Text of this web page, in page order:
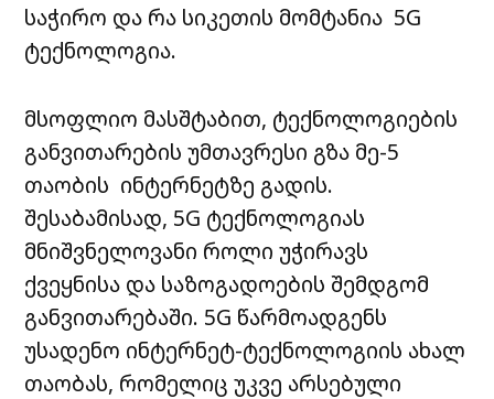
საჭირო და რა სიკეთის მომტანია 5G
ტექნოლოგია.
მსოფლიო მასშტაბით, ტექნოლოგიების
განვითარების უმთავრესი გზა მე-5
თაობის ინტერნეტზე გადის.
შესაბამისად, 5G ტექნოლოგიას
მნიშვნელოვანი როლი უჭირავს
ქვეყნისა და საზოგადოების შემდგომ
განვითარებაში. 5G წარმოადგენს
უსადენო ინტერნეტ-ტექნოლოგიის ახალ
თაობას, რომელიც უკვე არსებული